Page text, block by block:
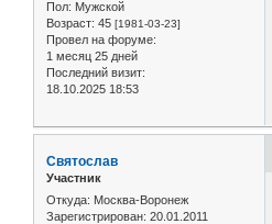
Пол: Мужской
Возраст: 45 [1981-03-23]
Провел на форуме:
1 месяц 25 дней
Последний визит:
18.10.2025 18:53
Святослав
Участник
Откуда: Москва-Воронеж
Зарегистрирован: 20.01.2011